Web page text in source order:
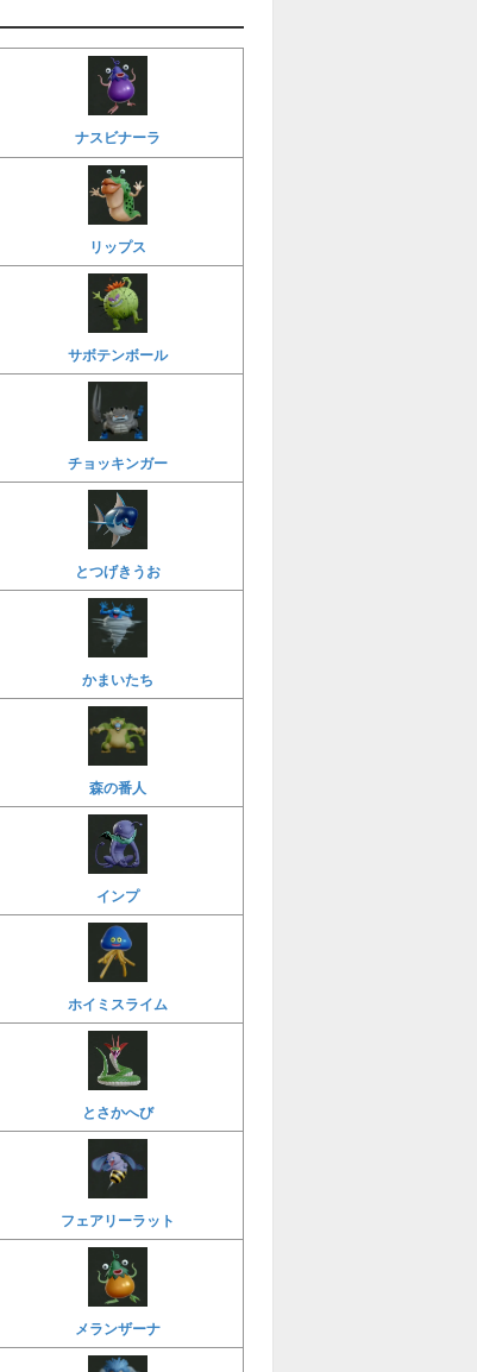
ナスビナーラ
リップス
サボテンボール
チョッキンガー
とつげきうお
かまいたち
森の番人
インプ
ホイミスライム
とさかへび
フェアリーラット
メランザーナ